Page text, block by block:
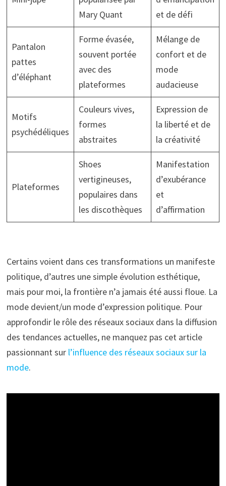
Mary Quant
et de défi
Pantalon
pattes
d’éléphant
Forme évasée,
souvent portée
avec des
plateformes
Mélange de
confort et de
mode
audacieuse
Motifs
psychédéliques
Couleurs vives,
formes
abstraites
Expression de
la liberté et de
la créativité
Plateformes
Shoes
vertigineuses,
populaires dans
les discothèques
Manifestation
d’exubérance
et
d’affirmation
Certains voient dans ces transformations un manifeste
politique, d’autres une simple évolution esthétique,
mais pour moi, la frontière n’a jamais été aussi floue. La
mode devient/un mode d’expression politique. Pour
approfondir le rôle des réseaux sociaux dans la diffusion
des tendances actuelles, ne manquez pas cet article
passionnant sur l’influence des réseaux sociaux sur la
mode.